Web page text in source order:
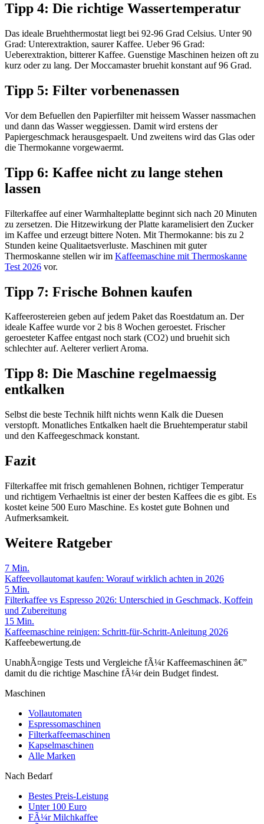
Tipp 4: Die richtige Wassertemperatur
Das ideale Bruehthermostat liegt bei 92-96 Grad Celsius. Unter 90
Grad: Unterextraktion, saurer Kaffee. Ueber 96 Grad:
Ueberextraktion, bitterer Kaffee. Guenstige Maschinen heizen oft zu
kurz oder zu lang. Der Moccamaster bruehit konstant auf 96 Grad.
Tipp 5: Filter vorbenenassen
Vor dem Befuellen den Papierfilter mit heissem Wasser nassmachen
und dann das Wasser weggiessen. Damit wird erstens der
Papiergeschmack herausgespaelt. Und zweitens wird das Glas oder
die Thermokanne vorgewaermt.
Tipp 6: Kaffee nicht zu lange stehen
lassen
Filterkaffee auf einer Warmhalteplatte beginnt sich nach 20 Minuten
zu zersetzen. Die Hitzewirkung der Platte karamelisiert den Zucker
im Kaffee und erzeugt bittere Noten. Mit Thermokanne: bis zu 2
Stunden keine Qualitaetsverluste. Maschinen mit guter
Thermoskanne stellen wir im Kaffeemaschine mit Thermoskanne
Test 2026 vor.
Tipp 7: Frische Bohnen kaufen
Kaffeerostereien geben auf jedem Paket das Roestdatum an. Der
ideale Kaffee wurde vor 2 bis 8 Wochen geroestet. Frischer
geroesteter Kaffee entgast noch stark (CO2) und bruehit sich
schlechter auf. Aelterer verliert Aroma.
Tipp 8: Die Maschine regelmaessig
entkalken
Selbst die beste Technik hilft nichts wenn Kalk die Duesen
verstopft. Monatliches Entkalken haelt die Bruehtemperatur stabil
und den Kaffeegeschmack konstant.
Fazit
Filterkaffee mit frisch gemahlenen Bohnen, richtiger Temperatur
und richtigem Verhaeltnis ist einer der besten Kaffees die es gibt. Es
kostet keine 500 Euro Maschine. Es kostet gute Bohnen und
Aufmerksamkeit.
Weitere Ratgeber
7 Min.
Kaffeevollautomat kaufen: Worauf wirklich achten in 2026
5 Min.
Filterkaffee vs Espresso 2026: Unterschied in Geschmack, Koffein
und Zubereitung
15 Min.
Kaffeemaschine reinigen: Schritt-für-Schritt-Anleitung 2026
Kaffeebewertung.de
UnabhÃ¤ngige Tests und Vergleiche fÃ¼r Kaffeemaschinen â€”
damit du die richtige Maschine fÃ¼r dein Budget findest.
Maschinen
Vollautomaten
Espressomaschinen
Filterkaffeemaschinen
Kapselmaschinen
Alle Marken
Nach Bedarf
Bestes Preis-Leistung
Unter 100 Euro
FÃ¼r Milchkaffee